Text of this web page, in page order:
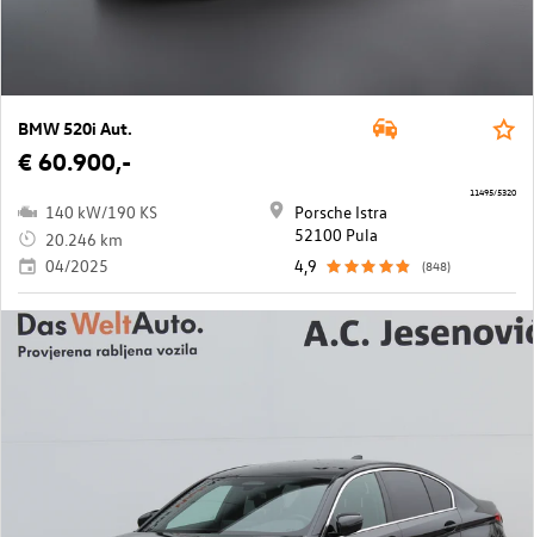
BMW 520i Aut.
€ 60.900,-
140 kW/190 KS
20.246 km
04/2025
Porsche Istra
52100 Pula
4,9
(848)
11495/5320